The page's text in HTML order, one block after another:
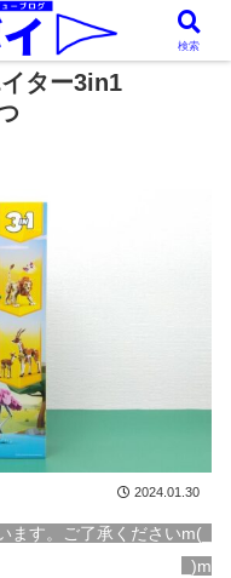
ター3in1
2024.01.30
す。ご了承くださいm(_
_)m
検索